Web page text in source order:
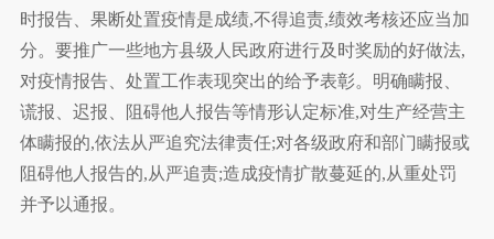
时报告、果断处置疫情是成绩,不得追责,绩效考核还应当加
分。要推广一些地方县级人民政府进行及时奖励的好做法,
对疫情报告、处置工作表现突出的给予表彰。明确瞒报、
谎报、迟报、阻碍他人报告等情形认定标准,对生产经营主
体瞒报的,依法从严追究法律责任;对各级政府和部门瞒报或
阻碍他人报告的,从严追责;造成疫情扩散蔓延的,从重处罚
并予以通报。